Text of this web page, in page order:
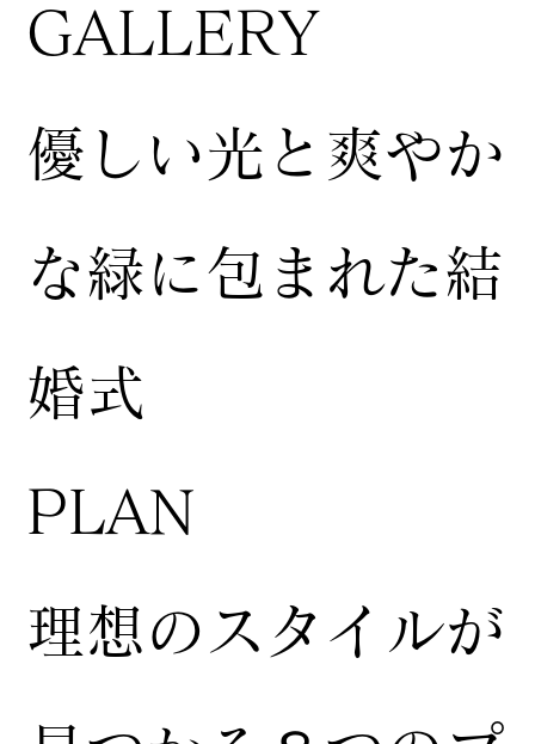
GALLERY
​優しい光と爽やか
な緑に包まれた結
婚式
​PLAN
​理想のスタイルが